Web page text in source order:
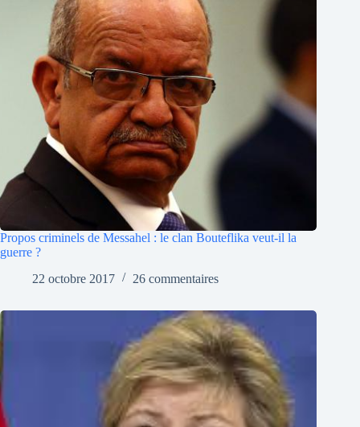
Propos criminels de Messahel : le clan Bouteflika veut-il la
guerre ?
22 octobre 2017
26 commentaires